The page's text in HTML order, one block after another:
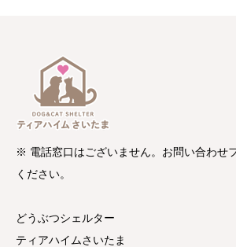
※ 電話窓口はございません。お問い合わせ
ください。
どうぶつシェルター
ティアハイムさいたま